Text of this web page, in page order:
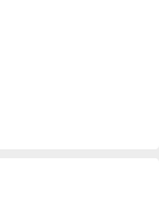
西門驛站，讓
從入住旅居文旅